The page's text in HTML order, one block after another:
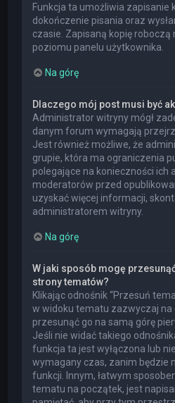
Funkcja ta umożliwia zapisanie
dokończenie pisania oraz
czasie. Zapisaną kopię
poziomu panelu użytkownika.
Na górę
Dlaczego mój post musi być
Administrator witryny mógł
danym forum wymagają
Jest również możliwe, że
grupie, która ma ograniczenia
polegające na konieczności ich
moderatorów przed
uzyskać więcej informacji,
administratorem witryny.
Na górę
W jaki sposób mogę
strony tematów?
Klikając odnośnik “Przesuń
w widoku tematu zazwyczaj na
przesunąć go na samą górę
Jeśli nie widać takiego
funkcja ta jest wyłączona lub
wymagany czas, zanim będzie
funkcji. Innym, łatwym
tematu na początek, jest